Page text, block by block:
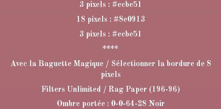
3 pixels : #ecbe51
18 pixels : #8e0913
3 pixels : #ecbe51
****
Avec la Baguette Magique / Sélectionner la bordure de 8
pixels
Filters Unlimited / Rag Paper (196-96)
Ombre portée : 0-0-64-28 Noir